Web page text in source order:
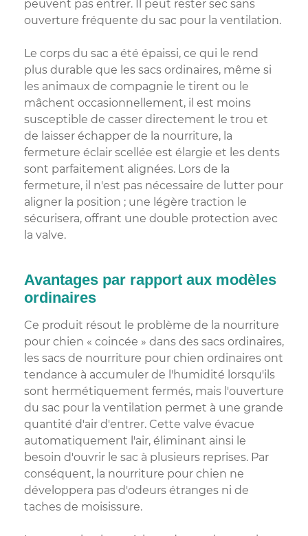
peuvent pas entrer. Il peut rester sec sans
ouverture fréquente du sac pour la ventilation.
Le corps du sac a été épaissi, ce qui le rend
plus durable que les sacs ordinaires, même si
les animaux de compagnie le tirent ou le
mâchent occasionnellement, il est moins
susceptible de casser directement le trou et
de laisser échapper de la nourriture, la
fermeture éclair scellée est élargie et les dents
sont parfaitement alignées. Lors de la
fermeture, il n'est pas nécessaire de lutter pour
aligner la position ; une légère traction le
sécurisera, offrant une double protection avec
la valve.
Avantages par rapport aux modèles
ordinaires
Ce produit résout le problème de la nourriture
pour chien « coincée » dans des sacs ordinaires,
les sacs de nourriture pour chien ordinaires ont
tendance à accumuler de l'humidité lorsqu'ils
sont hermétiquement fermés, mais l'ouverture
du sac pour la ventilation permet à une grande
quantité d'air d'entrer. Cette valve évacue
automatiquement l'air, éliminant ainsi le
besoin d'ouvrir le sac à plusieurs reprises. Par
conséquent, la nourriture pour chien ne
développera pas d'odeurs étranges ni de
taches de moisissure.